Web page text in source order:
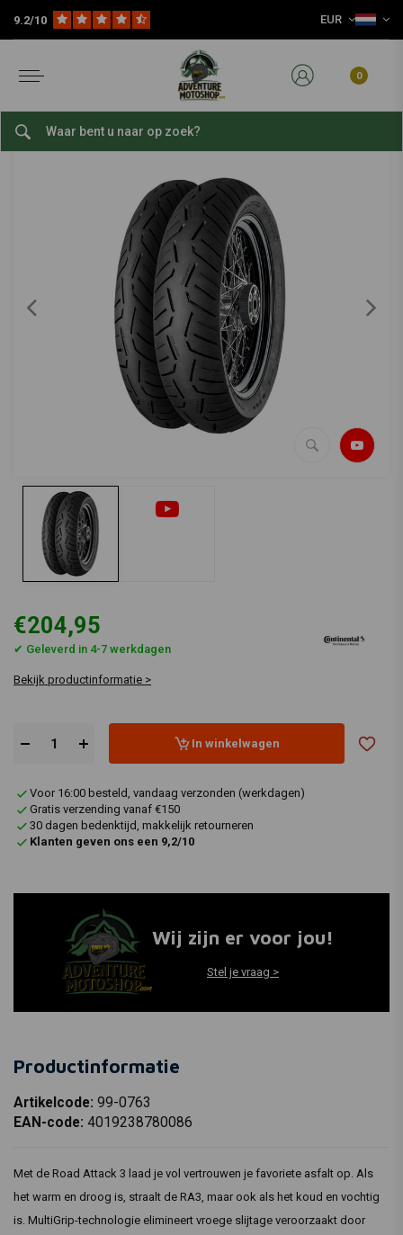
9.2/10 EUR
0
Slijtage Delen Banden 17 inch Sport-/Straatbanden
bekijk alles van Continental
110/70 | ZR17 Roadattack 3
€204,95
✔ Geleverd in 4-7 werkdagen
Bekijk productinformatie >
In winkelwagen
Voor 16:00 besteld, vandaag verzonden (werkdagen)
Gratis verzending vanaf €150
30 dagen bedenktijd, makkelijk retourneren
Klanten geven ons een 9,2/10
Wij zijn er voor jou!
Stel je vraag >
Productinformatie
Artikelcode: 99-0763
EAN-code: 4019238780086
Met de Road Attack 3 laad je vol vertrouwen je favoriete asfalt op. Als
het warm en droog is, straalt de RA3, maar ook als het koud en vochtig
is. MultiGrip-technologie elimineert vroege slijtage veroorzaakt door